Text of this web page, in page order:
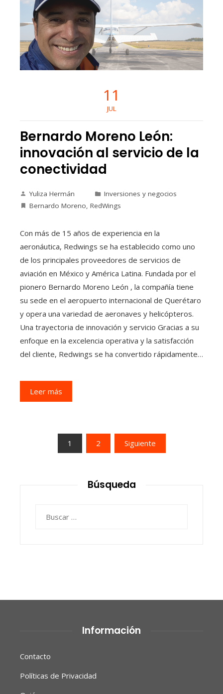
11
JUL
Bernardo Moreno León:
innovación al servicio de la
conectividad
Yuliza Hermán
Inversiones y negocios
Bernardo Moreno, RedWings
Con más de 15 años de experiencia en la
aeronáutica, Redwings se ha establecido como uno
de los principales proveedores de servicios de
aviación en México y América Latina. Fundada por el
pionero Bernardo Moreno León , la compañía tiene
su sede en el aeropuerto internacional de Querétaro
y opera una variedad de aeronaves y helicópteros.
Una trayectoria de innovación y servicio Gracias a su
enfoque en la excelencia operativa y la satisfacción
del cliente, Redwings se ha convertido rápidamente…
Leer más
Paginación
entradas
1 2 Siguiente
Búsqueda
Información
Contacto
Políticas de Privacidad